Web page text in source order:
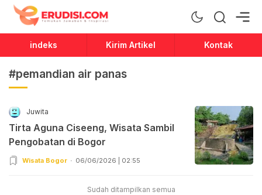
Erudisi
Temukan Jawaban dan Inspirasi
indeks Kirim Artikel Kontak
#pemandian air panas
Juwita
Tirta Aguna Ciseeng, Wisata Sambil
Pengobatan di Bogor
Wisata Bogor 06/06/2026 | 02:55
Sudah ditampilkan semua